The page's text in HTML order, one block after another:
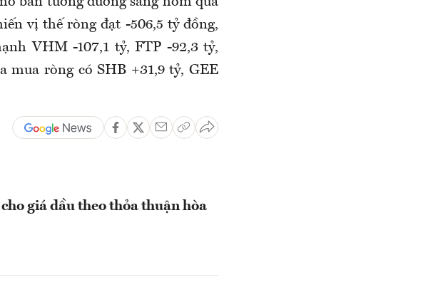
vị thế ròng đạt -506,5 tỷ đồng,
VHM -107,1 tỷ, FTP -92,3 tỷ,
mua ròng có SHB +31,9 tỷ, GEE
giá dầu theo thỏa thuận hòa